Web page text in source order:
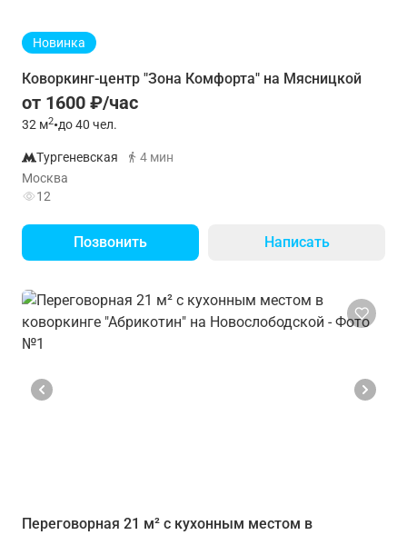
Новинка
Коворкинг-центр "Зона Комфорта" на Мясницкой
от 1600 ₽/час
32 м2•до 40 чел.
Тургеневская
4 мин
Москва
12
Позвонить Написать
Переговорная 21 м² с кухонным местом в